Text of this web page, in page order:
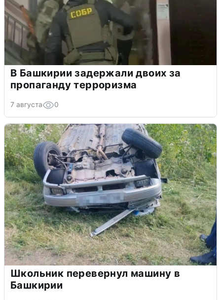
В Башкирии задержали двоих за
пропаганду терроризма
7 августа 0
Школьник перевернул машину в
Башкирии